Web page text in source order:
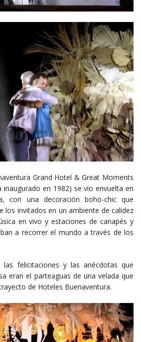
Grand Hotel & Great Moments
en 1982) se vio envuelta en
con una decoración boho-chic que
los invitados en un ambiente de calidez
en vivo y estaciones de canapés y
a recorrer el mundo a través de los
las felicitaciones y las anécdotas que
eran el parteaguas de una velada que
de Hoteles Buenaventura.